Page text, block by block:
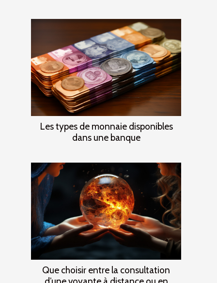
Les types de monnaie disponibles
dans une banque
Que choisir entre la consultation